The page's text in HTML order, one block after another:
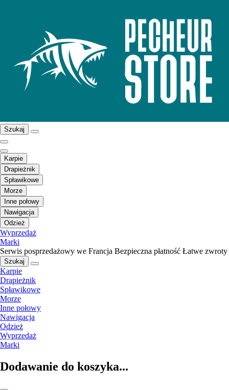
Szukaj
Karpie
Drapieżnik
Spławikowe
Morze
Inne połowy
Nawigacja
Odzież
Wyprzedaż
Marki
Serwis posprzedażowy we Francja Bezpieczna płatność Łatwe zwroty
Szukaj
Karpie
Drapieżnik
Spławikowe
Morze
Inne połowy
Nawigacja
Odzież
Wyprzedaż
Marki
Dodawanie do koszyka...